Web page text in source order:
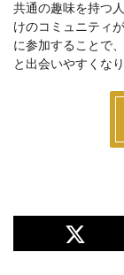
共通の趣味を持つ
けのコミュニティ
に参加することで
と出会いやすくなり